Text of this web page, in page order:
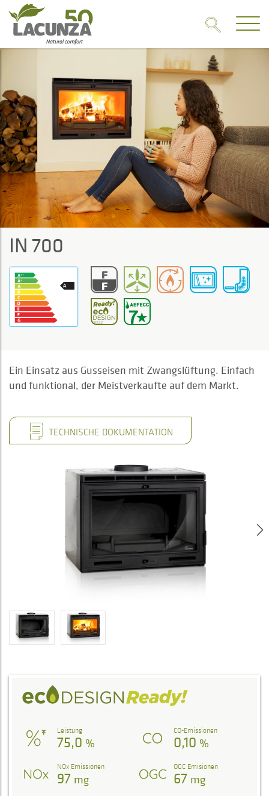
IN 700
Ein Einsatz aus Gusseisen mit Zwangslüftung. Einfach
und funktional, der Meistverkaufte auf dem Markt.
TECHNISCHE DOKUMENTATION
Leistung
75,0 %
CO-Emissionen
0,10 %
NOx Emissionen
97 mg
OGC Emisionen
67 mg